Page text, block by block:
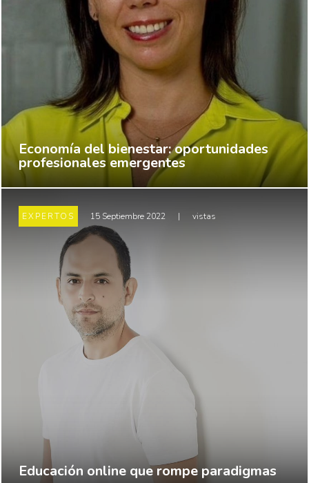
Economía del bienestar: oportunidades
profesionales emergentes
EXPERTOS 15 Septiembre 2022 | vistas
Educación online que rompe paradigmas